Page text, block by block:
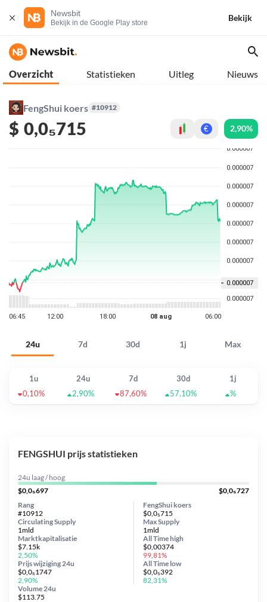
Newsbit
Bekijk in de Google Play store
Bekijk
Overzicht Statistieken Uitleg Nieuws
FengShui koers #10912
$ 0,0₅715 € 2,90%
24u 7d 30d 1j Max
1u 24u 7d 30d
1j
0,10%
2,90% 87,60% 57,10% %
FENGSHUI prijs statistieken
24u laag / hoog
$0,0₅697
$0,0₅727
FengShui koers
$0,0₅715
Circulating Supply
1mld
Prijs wijziging 24u
$0,0₆1747
2,90%
Max Supply
1mld
Marktkapitalisatie
$7.15k
2,50%
Volume 24u
$113.75
Rang
#10912
All Timehigh
$0,00374
99,81%
All Time low
$0,0₅392
82,31%